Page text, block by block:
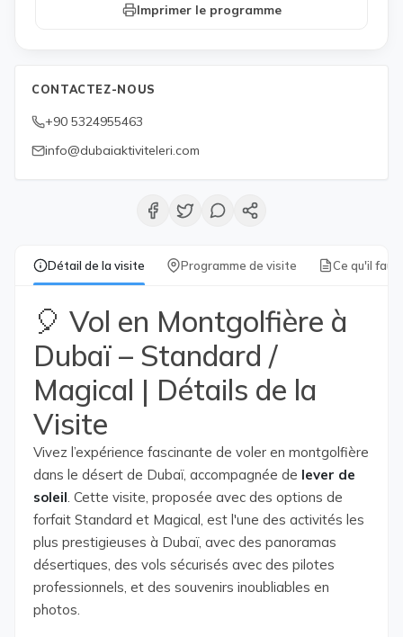
Détail de la visite Programme de visite Ce qu'il faut
🎈 Vol en Montgolfière à
Dubaï – Standard /
Magical | Détails de la
Visite
Vivez l’expérience fascinante de voler en montgolfière
dans le désert de Dubaï, accompagnée de lever de
soleil. Cette visite, proposée avec des options de
forfait Standard et Magical, est l'une des activités les
plus prestigieuses à Dubaï, avec des panoramas
désertiques, des vols sécurisés avec des pilotes
professionnels, et des souvenirs inoubliables en
photos.
Imprimer le programme
CONTACTEZ-NOUS
+90 5324955463
info@dubaiaktiviteleri.com